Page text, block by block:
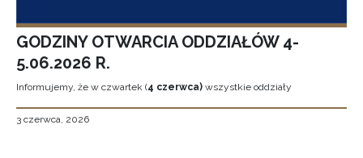
GODZINY OTWARCIA ODDZIAŁÓW 4-
5.06.2026 R.
Informujemy, że w czwartek (4 czerwca) wszystkie oddziały
3 czerwca, 2026